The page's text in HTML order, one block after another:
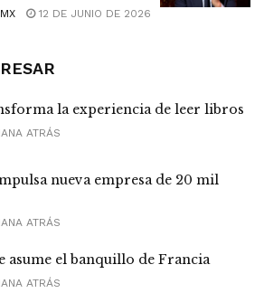
12 DE JUNIO DE 2026
la experiencia de leer libros
ATRÁS
nueva empresa de 20 mil
ATRÁS
asume el banquillo de Francia
ATRÁS